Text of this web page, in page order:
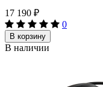
17 190 ₽
0
В корзину
В наличии